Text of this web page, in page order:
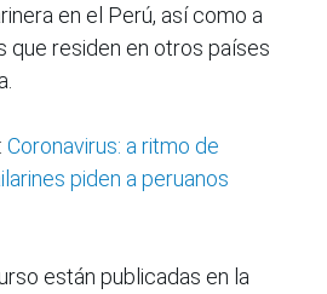
en el Perú, así como a
que residen en otros países
Coronavirus: a ritmo de
piden a peruanos
están publicadas en la